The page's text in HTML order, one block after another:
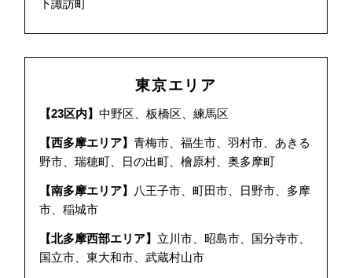
下諏訪町
東京エリア
【23区内】中野区、板橋区、練馬区
【西多摩エリア】青梅市、福生市、羽村市、あきる
野市、瑞穂町、日の出町、檜原村、奥多摩町
【南多摩エリア】
八王子市、町田市、日野市、多摩
市、稲城市
【北多摩西部エリア】 立川市、昭島市、国分寺市、
国立市、東大和市、武蔵村山市